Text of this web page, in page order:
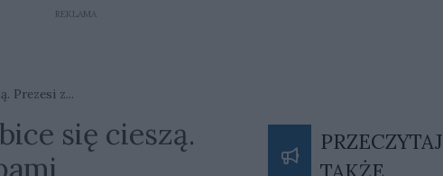
REKLAMA
Prezesi z...
się cieszą.
PRZECZYTAJ